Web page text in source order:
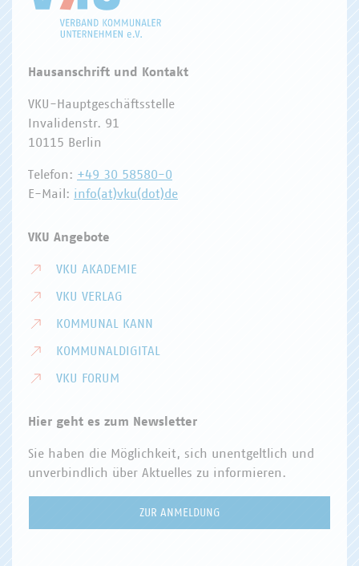
Hausanschrift und Kontakt
VKU-Hauptgeschäftsstelle
Invalidenstr. 91
10115 Berlin
Telefon: +49 30 58580-0
E-Mail: info(at)vku(dot)de
VKU Angebote
VKU AKADEMIE
VKU VERLAG
KOMMUNAL KANN
KOMMUNALDIGITAL
VKU FORUM
Hier geht es zum Newsletter
Sie haben die Möglichkeit, sich unentgeltlich und
unverbindlich über Aktuelles zu informieren.
ZUR ANMELDUNG